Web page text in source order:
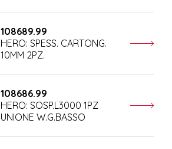
108689.99
HERO: SPESS. CARTONG.
10MM 2PZ.
108686.99
HERO: SOSP.L3000 1PZ
UNIONE W.G.BASSO